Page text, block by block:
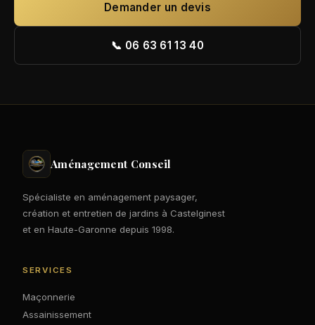
Demander un devis
📞 06 63 61 13 40
Aménagement Conseil
Spécialiste en aménagement paysager,
création et entretien de jardins à Castelginest
et en Haute-Garonne depuis 1998.
SERVICES
Maçonnerie
Assainissement